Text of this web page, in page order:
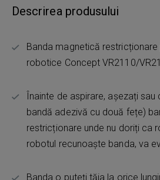
Descrirea produsului
Banda magnetică
robotice Concept VR2110/
Înainte de aspirare, așezați sau
bandă adezivă cu două fețe)
restricționare unde nu doriți ca
robotul recunoaște banda, va
Banda o puteți tăia la orice